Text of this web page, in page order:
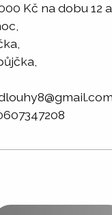
Kč na dobu 12